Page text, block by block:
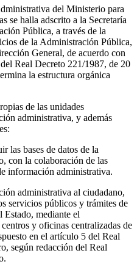
del Ministerio para
se halla adscrito a la Secretaría
Pública, a través de la
de la Administración Pública,
General, de acuerdo con
Real Decreto 221/1987, de 20
la estructura orgánica
de las unidades
administrativa, y además
las bases de datos de la
con la colaboración de las
información administrativa.
administrativa al ciudadano,
servicios públicos y trámites de
mediante el
y oficinas centralizadas de
en el artículo 5 del Real
según redacción del Real